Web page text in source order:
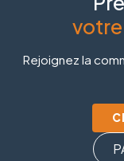
votre
Rejoignez la